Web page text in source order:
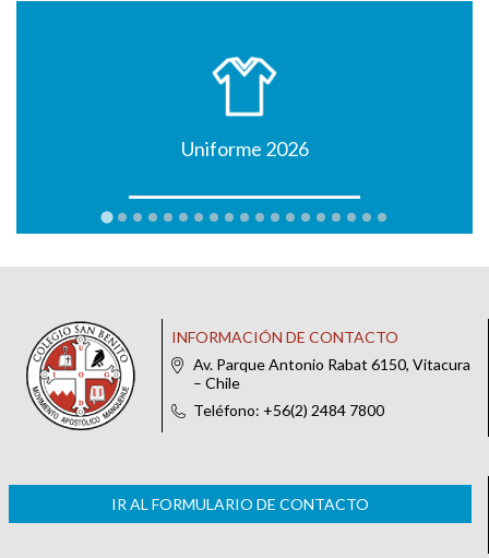
Uniforme 2026
INFORMACIÓN DE CONTACTO
Av. Parque Antonio Rabat 6150, Vitacura
– Chile
Teléfono: +56(2) 2484 7800
IR AL FORMULARIO DE CONTACTO